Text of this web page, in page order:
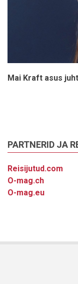
Mai Kraft asus
PARTNERID JA
Reisijutud.com
O-mag.ch
O-mag.eu